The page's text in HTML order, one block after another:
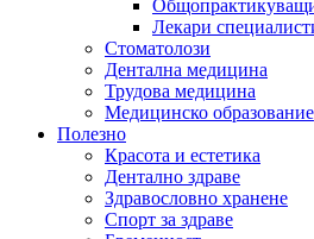
Лекари
Стоматолози
Дентална медицина
Трудова медицина
Медицинско образование
Полезно
Красота и естетика
Дентално здраве
Здравословно хранене
Спорт за здраве